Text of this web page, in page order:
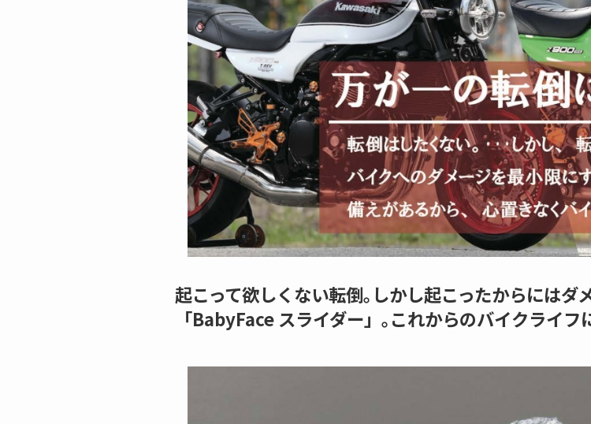
起こって欲しくない転倒｡しかし起こったからにはダ
「BabyFace スライダー」 ｡これからのバイクライフ